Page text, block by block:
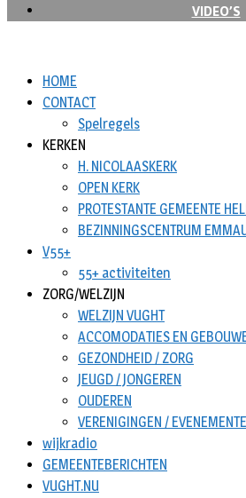
VIDEO’S
HOME
CONTACT
Spelregels
KERKEN
H. NICOLAASKERK
OPEN KERK
PROTESTANTE GEMEENTE
BEZINNINGSCENTRUM
V55+
55+ activiteiten
ZORG/WELZIJN
WELZIJN VUGHT
ACCOMODATIES EN
GEZONDHEID / ZORG
JEUGD / JONGEREN
OUDEREN
VERENIGINGEN /
wijkradio
GEMEENTEBERICHTEN
VUGHT.NU